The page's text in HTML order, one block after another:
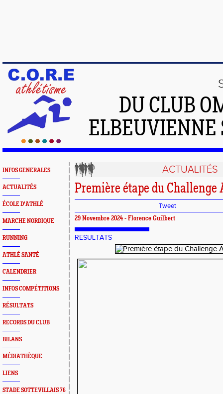
DU CLUB
INFOS GENERALES
ACTUALITÉS
ÉCOLE D'ATHLÉ
MARCHE NORDIQUE
RUNNING
ATHLÉ SANTÉ
CALENDRIER
INFOS COMPÉTITIONS
RÉSULTATS
RECORDS DU CLUB
BILANS
MÉDIATHÈQUE
LIENS
STADE SOTTEVILLAIS 76
ACTUALITÉS
Première étape du Challenge
Tweet
29 Novembre 2024 - Florence Guilbert
RESULTATS